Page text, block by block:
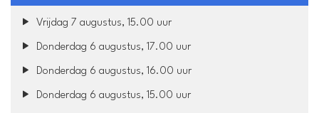
Vrijdag 7 augustus, 15.00 uur
Donderdag 6 augustus, 17.00 uur
Donderdag 6 augustus, 16.00 uur
Donderdag 6 augustus, 15.00 uur